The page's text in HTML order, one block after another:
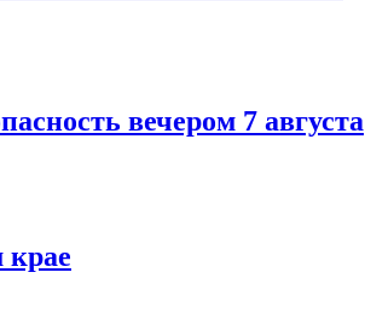
вечером 7 августа
крае